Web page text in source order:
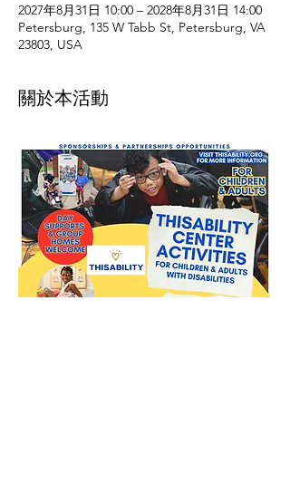
2027年8月31日 10:00 – 2028年8月31日 14:00
Petersburg, 135 W Tabb St, Petersburg, VA
23803, USA
關於本活動